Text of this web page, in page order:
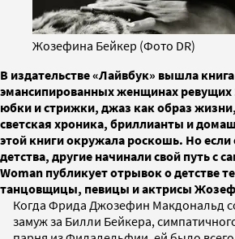
Жозефина Бейкер (Фото DR)
В издательстве «Лайвбук» вышла
эмансипированных женщинах ревущих
юбки и стрижки, джаз как образ
светская хроника, бриллианты и
этой книги окружала роскошь. Но если
детства, другие начинали свой путь с
Woman публикует отрывок о детстве
танцовщицы, певицы и актрисы
Когда Фрида Джозефин Макдональд
замуж за Билли Бейкера,